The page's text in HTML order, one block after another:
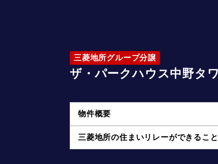
三菱地所グループ分譲
ザ・パークハウス中野タ
物件概要
三菱地所の住まいリレーができること